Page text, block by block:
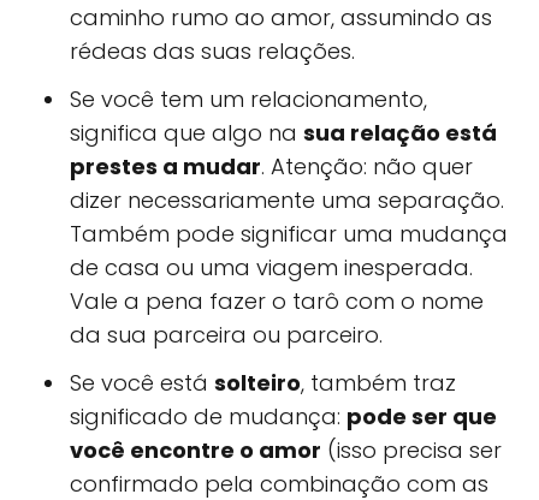
caminho rumo ao amor, assumindo as
rédeas das suas relações.
Se você tem um relacionamento,
significa que algo na sua relação está
prestes a mudar. Atenção: não quer
dizer necessariamente uma separação.
Também pode significar uma mudança
de casa ou uma viagem inesperada.
Vale a pena fazer o tarô com o nome
da sua parceira ou parceiro.
Se você está solteiro, também traz
significado de mudança: pode ser que
você encontre o amor (isso precisa ser
confirmado pela combinação com as